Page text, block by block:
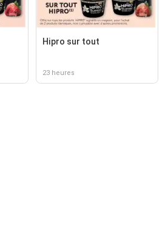
Hipro sur tout
23 heures